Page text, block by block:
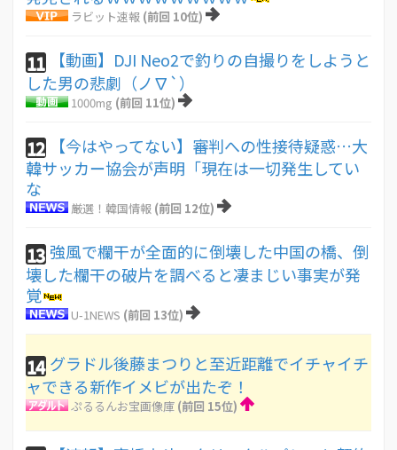
ラビット速報 (前回 10位)
11
【動画】DJI Neo2で釣りの自撮りをしようと
した男の悲劇（ノ∇`）
1000mg (前回 11位)
12
【今はやってない】審判への性接待疑惑…大
韓サッカー協会が声明「現在は一切発生してい
な
厳選！韓国情報 (前回 12位)
13 強風で欄干が全面的に倒壊した中国の橋、倒
壊した欄干の破片を調べると凄まじい事実が発
覚
U-1NEWS (前回 13位)
14 グラドル後藤まつりと至近距離でイチャイチ
ャできる新作イメビが出たぞ！
ぷるるんお宝画像庫 (前回 15位)